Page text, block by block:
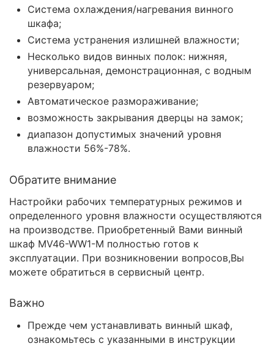
Система охлаждения/нагревания винного
шкафа;
Система устранения излишней влажности;
Несколько видов винных полок: нижняя,
универсальная, демонстрационная, с водным
резервуаром;
Автоматическое размораживание;
возможность закрывания дверцы на замок;
диапазон допустимых значений уровня
влажности 56%-78%.
Обратите внимание
Настройки рабочих температурных режимов и
определенного уровня влажности осуществляются
на производстве. Приобретенный Вами винный
шкаф MV46-WW1-M полностью готов к
эксплуатации. При возникновении вопросов,Вы
можете обратиться в сервисный центр.
Важно
Прежде чем устанавливать винный шкаф,
ознакомьтесь с указанными в инструкции